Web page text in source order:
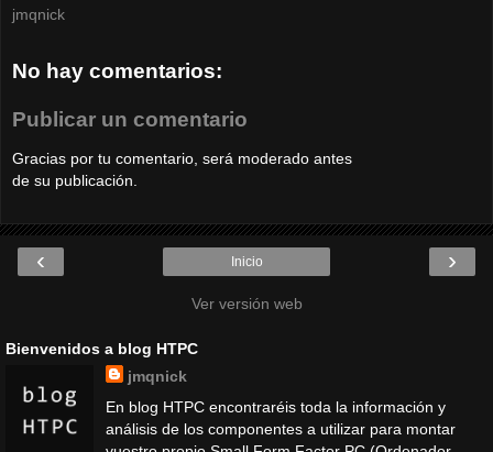
jmqnick
No hay comentarios:
Publicar un comentario
Gracias por tu comentario, será moderado antes
de su publicación.
‹ ›
Inicio
Ver versión web
Bienvenidos a blog HTPC
jmqnick
En blog HTPC encontraréis toda la información y
análisis de los componentes a utilizar para montar